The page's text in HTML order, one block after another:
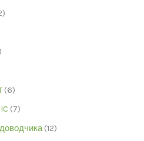
(6)
(7)
(12)